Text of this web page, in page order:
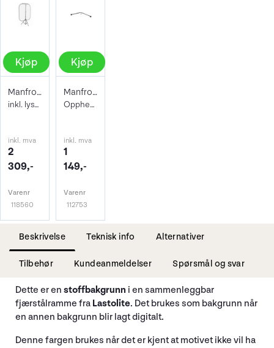
Kjøp
Manfrotto Magnetic Background Support Ki
inkl. lysstativ. Holder for bakgrunner
inkl. mva
2
309,-
Varenr
118560
Kjøp
Manfrotto Magnetic Background Support
Opphengsarm Collapsible Background
inkl. mva
1
149,-
Varenr
112753
Beskrivelse Teknisk info Alternativer
Tilbehør Kundeanmeldelser Spørsmål og svar
Dette er en stoffbakgrunn i en sammenleggbar
fjærstålramme fra Lastolite. Det brukes som bakgrunn når
en annen bakgrunn blir lagt digitalt.
Denne fargen brukes når det er kjent at motivet ikke vil ha